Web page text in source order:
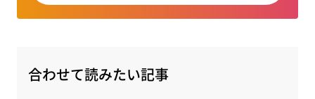
合わせて読みたい記事